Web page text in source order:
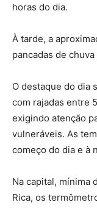
horas do dia.
À tarde, a
pancadas de
O destaque do dia
com rajadas entre
exigindo atenção
vulneráveis. As
começo do dia e à
Na capital, mínima
Rica, os